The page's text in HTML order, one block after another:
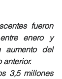
fueron
enero y
del
anterior.
3,5 millones